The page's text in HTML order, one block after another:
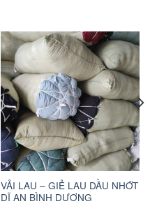
VẢI LAU – GIẺ LAU DẦU NHỚT
DĨ AN BÌNH DƯƠNG